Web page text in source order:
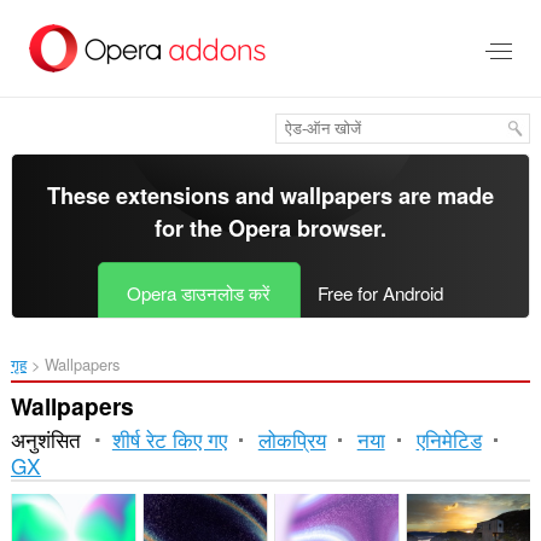
सामग्री
These extensions and wallpapers are made
for theOpera browser.
Opera डाउनलोड करें Free for Android
गृह Wallpapers
Wallpapers
अनुशंसित शीर्ष रेट किए गए लोकप्रिय नया
एनिमेटिड
GX